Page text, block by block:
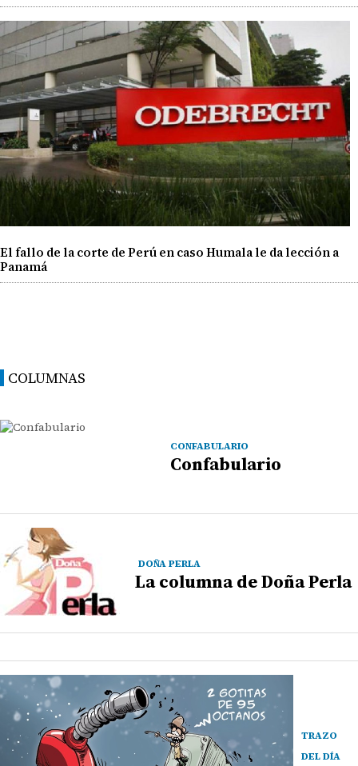
El fallo de la corte de Perú en caso Humala le da lección a
Panamá
COLUMNAS
CONFABULARIO
Confabulario
DOÑA PERLA
La columna de Doña Perla
TRAZO
DEL DÍA